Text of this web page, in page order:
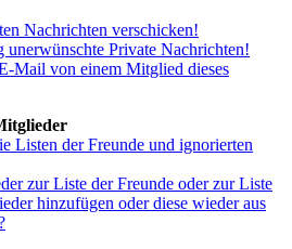
Nachrichten verschicken!
unerwünschte Private Nachrichten!
Mail von einem Mitglied dieses
Listen der Freunde und ignorierten
zur Liste der Freunde oder zur Liste
hinzufügen oder diese wieder aus